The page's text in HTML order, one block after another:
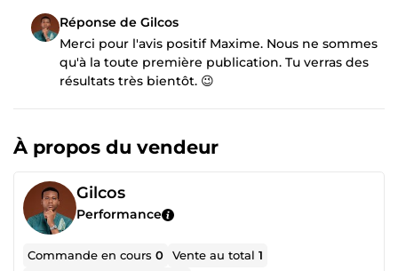
Réponse de Gilcos
Merci pour l'avis positif Maxime. Nous ne sommes
qu'à la toute première publication. Tu verras des
résultats très bientôt. 😉
À propos du vendeur
Gilcos
Performance
Commande en cours0 Vente au total1